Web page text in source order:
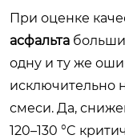
При оценке
асфальта
одну и ту же
исключительно
смеси. Да,
120–130 °C